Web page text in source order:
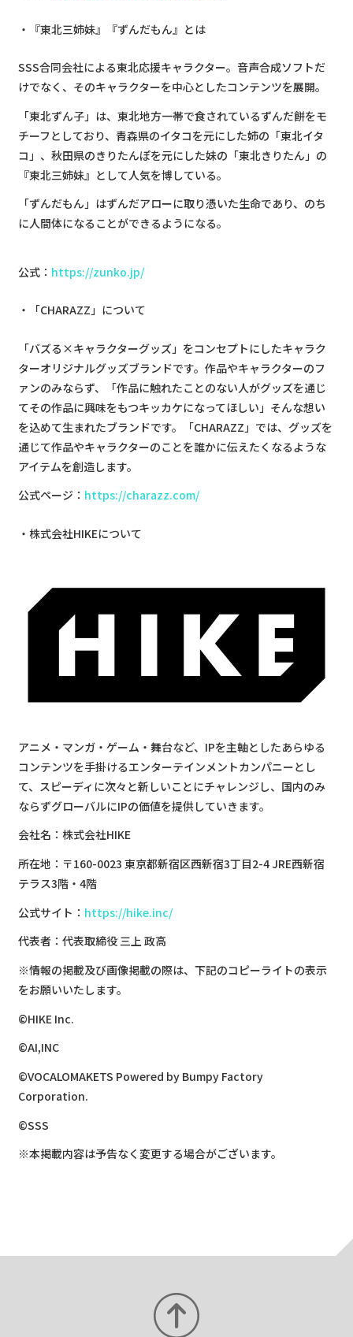
『東北三姉妹』『ずんだもん』とは
SSS合同会社による東北応援キャラクター。音声合成ソフトだ
けでなく、そのキャラクターを中心としたコンテンツを展開。
「東北ずん子」は、東北地方一帯で食されているずんだ餅をモ
チーフとしており、青森県のイタコを元にした姉の「東北イタ
コ」、秋田県のきりたんぽを元にした妹の「東北きりたん」の
『東北三姉妹』として人気を博している。
「ずんだもん」はずんだアローに取り憑いた生命であり、のち
に人間体になることができるようになる。
公式： https://zunko.jp/
「CHARAZZ」について
「バズる×キャラクターグッズ」をコンセプトにしたキャラク
ターオリジナルグッズブランドです。作品やキャラクターのフ
ァンのみならず、「作品に触れたことのない人がグッズを通じ
てその作品に興味をもつキッカケになってほしい」そんな想い
を込めて生まれたブランドです。「CHARAZZ」では、グッズを
通じて作品やキャラクターのことを誰かに伝えたくなるような
アイテムを創造します。
公式ページ： https://charazz.com/
​株式会社HIKEについて​
​​アニメ・マンガ・ゲーム・舞台など、IPを主軸としたあらゆる
コンテンツを手掛けるエンターテインメントカンパニーとし
て、スピーディに次々と新しいことにチャレンジし、国内のみ
ならずグローバルにIPの価値を提供していきます。
会社名：株式会社HIKE
所在地：〒160-0023 東京都新宿区西新宿3丁目2-4 JRE西新宿
テラス3階・4階
公式サイト： https://hike.inc/
代表者：代表取締役 三上 政高
​​※情報の掲載及び画像掲載の際は、下記のコピーライトの表示
をお願いいたします。​
©HIKE Inc.
©AI,INC
©VOCALOMAKETS Powered by Bumpy Factory
Corporation.
©SSS
※本掲載内容は予告なく変更する場合がございます。​